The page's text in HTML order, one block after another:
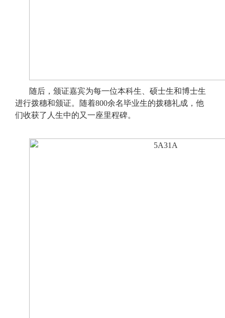
随后，颁证嘉宾为每一位本科生、硕士生和博士生
进行拨穗和颁证。随着800余名毕业生的拨穗礼成，他
们收获了人生中的又一座里程碑。